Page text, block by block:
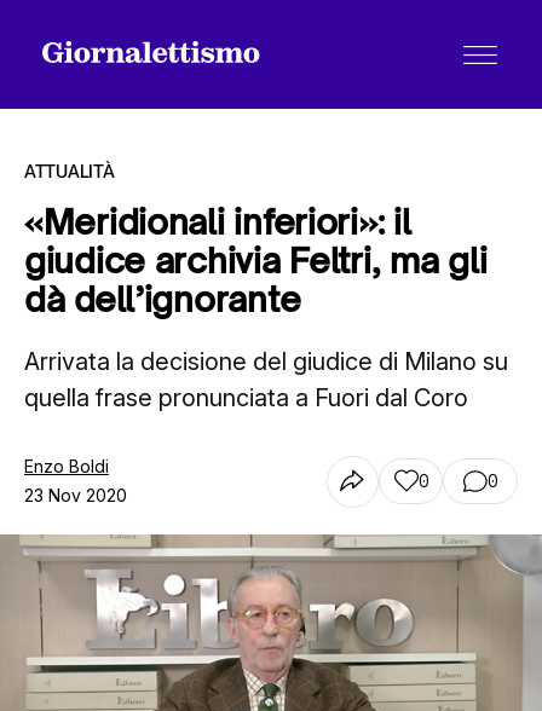
Tutti gli articoli
Chi siamo
Contatti
ATTUALITÀ
«Meridionali inferiori»: il
giudice archivia Feltri, ma gli
dà dell’ignorante
Arrivata la decisione del giudice di Milano su
quella frase pronunciata a Fuori dal Coro
Enzo Boldi
23 Nov 2020
0 0